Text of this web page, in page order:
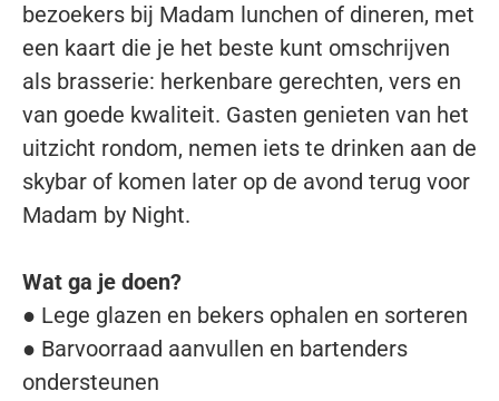
bezoekers bij Madam lunchen of dineren, met
een kaart die je het beste kunt omschrijven
als brasserie: herkenbare gerechten, vers en
van goede kwaliteit. Gasten genieten van het
uitzicht rondom, nemen iets te drinken aan de
skybar of komen later op de avond terug voor
Madam by Night.
Wat ga je doen?
● Lege glazen en bekers ophalen en sorteren
● Barvoorraad aanvullen en bartenders
ondersteunen